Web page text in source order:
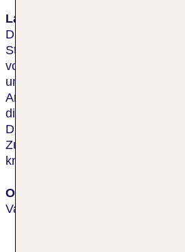
Lage & Umgebung
Das Hotel genießt eine herrliche
Stadtzentrum in einer
vom Hauptbahnhof von Valencia
umgeben von Bars, Pubs und
Anbindung an öffentliche
direkt am Hotel. Vielfältige
Diskotheken finden Sie in
Zum Meer und zum Strand
km.
Ort
Valencia